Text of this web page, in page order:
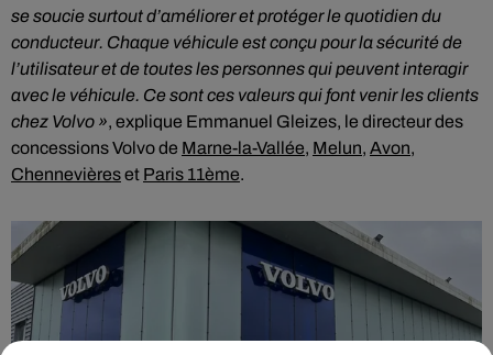
se soucie surtout d’améliorer et protéger le quotidien du
conducteur. Chaque véhicule est conçu pour la sécurité de
l’utilisateur et de toutes les personnes qui peuvent interagir
avec le véhicule. Ce sont ces valeurs qui font venir les clients
chez Volvo », explique Emmanuel Gleizes, le directeur des
concessions Volvo de Marne-la-Vallée, Melun, Avon,
Chennevièreset Paris 11ème.